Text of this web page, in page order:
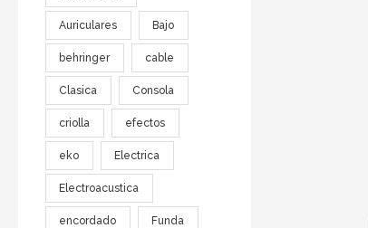
Auriculares Bajo
behringer cable
Clasica Consola
criolla efectos
eko Electrica
Electroacustica
encordado Funda